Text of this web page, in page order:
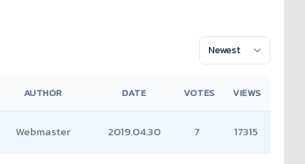
AUTHOR DATE VOTES VIEWS
Webmaster 2019.04.30 7 17315